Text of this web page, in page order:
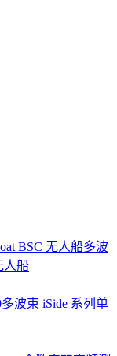
BSC 无人船多波
人船
多波束 iSide 系列单